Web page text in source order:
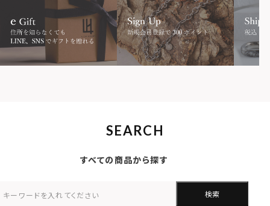
SEARCH
すべての商品から探す
検索